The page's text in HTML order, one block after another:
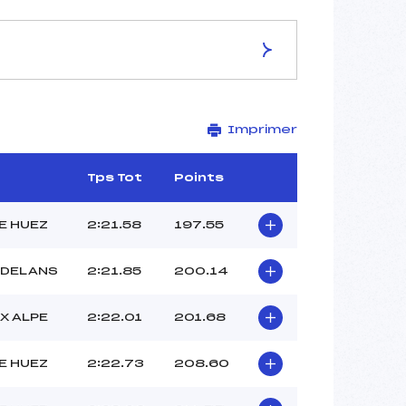
LES BERGERS
2326
3473/11/17
52
13H45
JOIN (AP)
Imprimer
Tps Tot Points
HUEZ 2:21.58 197.55
2:21.85 200.14
ALPE 2:22.01 201.68
HUEZ 2:22.73 208.60